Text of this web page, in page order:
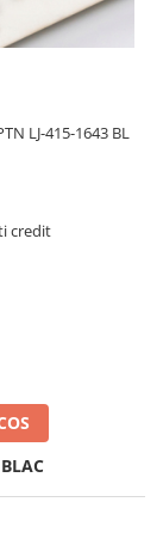
LJ-415-1643 BL
credit